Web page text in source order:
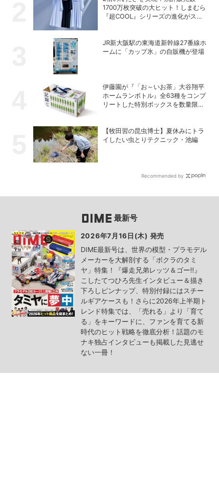
1700万枚突破の大ヒット！しまむら
『超COOL』シリーズの進化がスゴ
JR新大阪駅の東海道新幹線27番線ホ
ームに「カップ氷」の自販機が登場
伊藤園が『「お～いお茶」大谷翔平
ホームランボトル』全63種をコンプ
リートした特別ボックスを数量限定
【牧田習の昆虫博士】夏休みにトラ
イしたい虫とりテクニック・池編
Recommended by
最新号
2026年7月16日(木) 発売
DIME最新号は、世界の模型・プラモデル
メーカーを大解剖する「ボクラのタミ
ヤ」特集！『爆走兄弟レッツ＆ゴー!!』
こしたてつひろ先生インタビュー＆描き
下ろしピンナップ、特別付録にはスチー
ルギアケースも！さらに2026年上半期ト
レンド特集では、「売れる」より「育て
る」をキーワードに、ファンを育てる新
時代のヒット戦略を徹底分析！話題のモ
ナキ独占インタビューも掲載した見逃せ
ない一冊！